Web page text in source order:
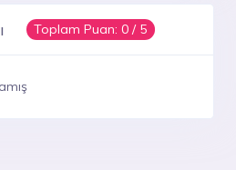
Toplam Puan:0 / 5